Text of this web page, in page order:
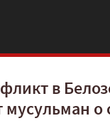
в
мусульман о